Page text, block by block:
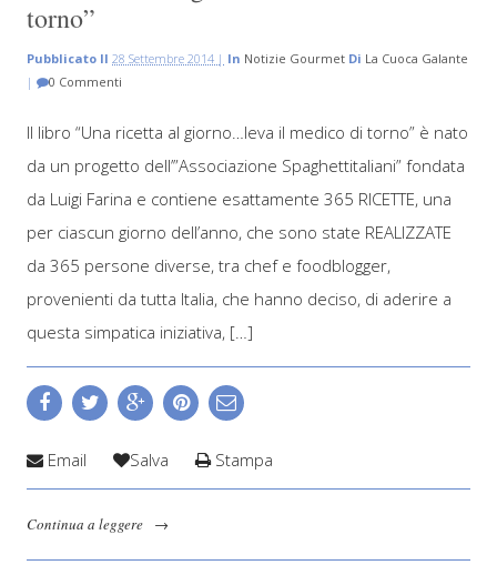
torno”
Pubblicato Il28 Settembre 2014 | In Notizie Gourmet Di La Cuoca Galante
|
0 Commenti
Il libro “Una ricetta al giorno…leva il medico di torno” è nato
da un progetto dell’”Associazione Spaghettitaliani” fondata
da Luigi Farina e contiene esattamente 365 RICETTE, una
per ciascun giorno dell’anno, che sono state REALIZZATE
da 365 persone diverse, tra chef e foodblogger,
provenienti da tutta Italia, che hanno deciso, di aderire a
questa simpatica iniziativa, […]
Email Salva Stampa
Continua a leggere →